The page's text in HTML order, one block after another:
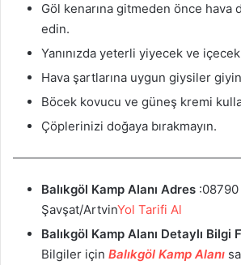
Göl kenarına gitmeden önce hava
edin.
Yanınızda yeterli yiyecek ve
Hava şartlarına uygun giysiler
Böcek kovucu ve güneş kremi
Çöplerinizi doğaya bırakmayın.
Balıkgöl Kamp Alanı Adres :08790
Şavşat/ArtvinYol Tarifi Al
Balıkgöl Kamp Alanı Detaylı Bilgi
Bilgiler için Balıkgöl Kamp Alanı